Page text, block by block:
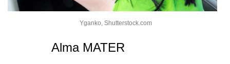
Yganko, Shutterstock.com
Alma MATER